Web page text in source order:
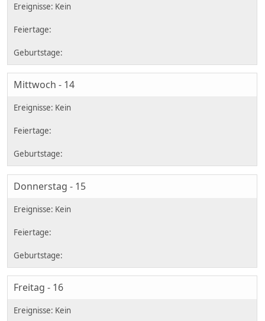
Mittwoch - 14
Donnerstag - 15
Freitag - 16